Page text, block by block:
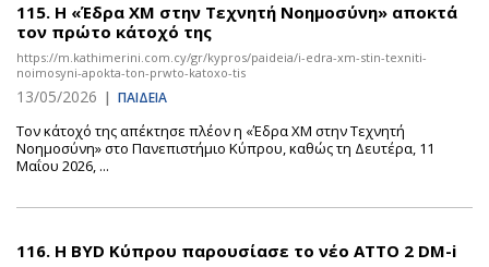
115. Η «Έδρα ΧΜ στην Τεχνητή Νοημοσύνη» αποκτά
τον πρώτο κάτοχό της
https://m.kathimerini.com.cy/gr/kypros/paideia/i-edra-xm-stin-texniti-
noimosyni-apokta-ton-prwto-katoxo-tis
13/05/2026 | ΠΑΙΔΕΙΑ
Τον κάτοχό της απέκτησε πλέον η «Έδρα ΧΜ στην Τεχνητή
Νοημοσύνη» στο Πανεπιστήμιο Κύπρου, καθώς τη Δευτέρα, 11
Μαΐου 2026, ...
116. Η BYD Κύπρου παρουσίασε το νέο ATTO 2 DM-i